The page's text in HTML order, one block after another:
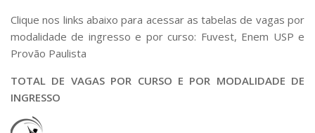
Clique nos links abaixo para acessar as tabelas de vagas por
modalidade de ingresso e por curso: Fuvest, Enem USP e
Provão Paulista
TOTAL DE VAGAS POR CURSO E POR MODALIDADE DE
INGRESSO